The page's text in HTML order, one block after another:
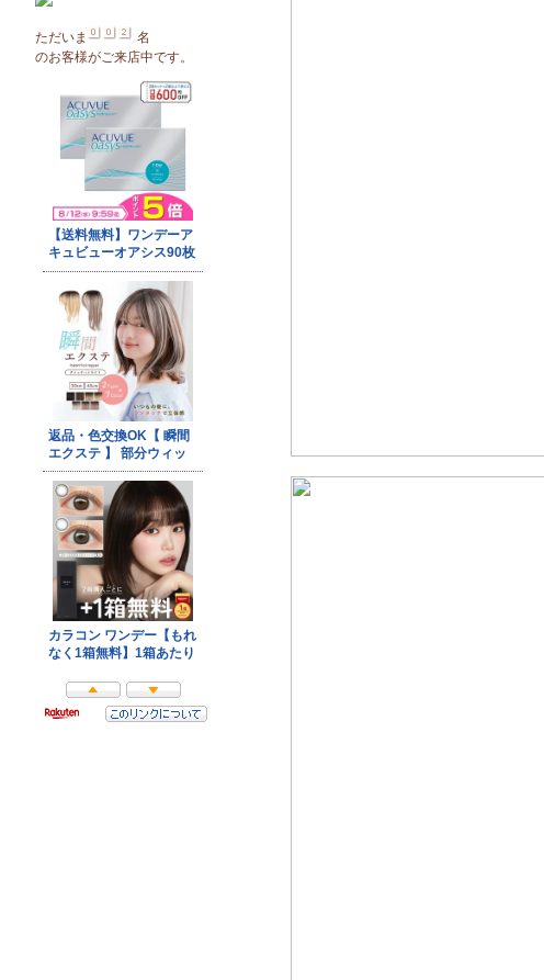
ただいま
名
のお客様がご来店中です。